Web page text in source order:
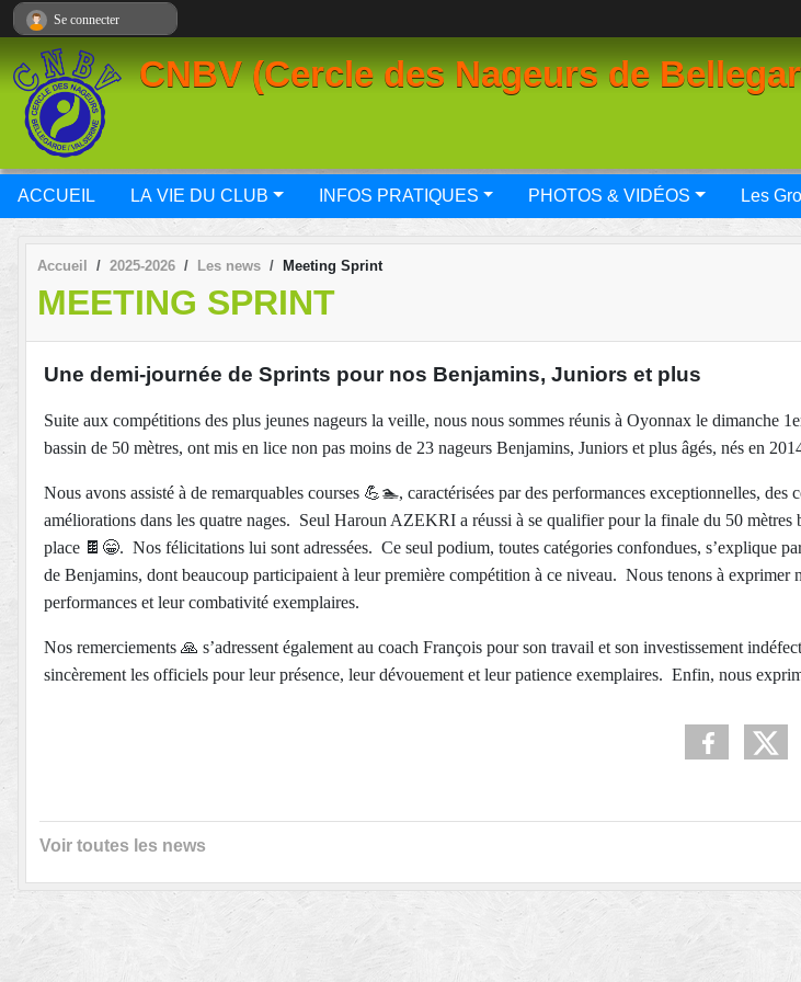
CNBV (Cercle des Nageurs de
ACCUEIL LA VIE DU CLUB INFOS PRATIQUES PHOTOS & VIDÉOS Les
Accueil 2025-2026 Les news Meeting Sprint
MEETING SPRINT
Une demi-journée de Sprints pour nos Benjamins, Juniors et plus
Suite aux compétitions des plus jeunes nageurs la veille, nous nous sommes réunis à Oyonnax le dimanche
bassin de 50 mètres, ont mis en lice non pas moins de 23 nageurs Benjamins, Juniors et plus âgés, nés en
Nous avons assisté à de remarquables courses 💪🏊‍, caractérisées par des performances exceptionnelles, des
améliorations dans les quatre nages. Seul Haroun AZEKRI a réussi à se qualifier pour la finale du 50 mètres
place 🍫😁. Nos félicitations lui sont adressées. Ce seul podium, toutes catégories confondues, s’explique
de Benjamins, dont beaucoup participaient à leur première compétition à ce niveau. Nous tenons à exprimer
performances et leur combativité exemplaires.
Nos remerciements 🙏 s’adressent également au coach François pour son travail et son investissement
sincèrement les officiels pour leur présence, leur dévouement et leur patience exemplaires. Enfin, nous
Voir toutes les news
Se connecter
Panneau de gestion des cookies